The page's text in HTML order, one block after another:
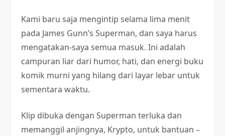
Kami baru saja mengintip selama lima menit
pada James Gunn’s Superman, dan saya harus
mengatakan-saya semua masuk. Ini adalah
campuran liar dari humor, hati, dan energi buku
komik murni yang hilang dari layar lebar untuk
sementara waktu.
Klip dibuka dengan Superman terluka dan
memanggil anjingnya, Krypto, untuk bantuan –